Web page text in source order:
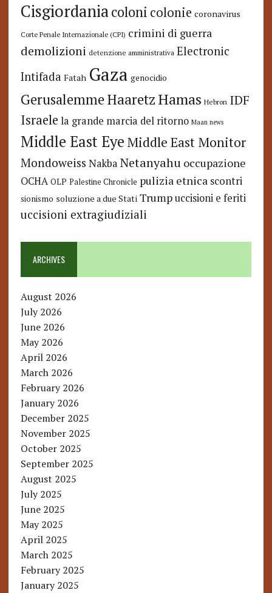
Cisgiordaniacoloni colonie coronavirus
Corte Penale Internazionale (CPI) crimini di guerra
demolizioni detenzione amministrativa Electronic
Intifada Fatah Gaza genocidio
GerusalemmeHaaretzHamas Hebron IDF
Israele la grande marcia del ritorno Maan news
Middle East Eye Middle East Monitor
Mondoweiss Nakba Netanyahu occupazione
OCHA OLP Palestine Chronicle pulizia etnica scontri
sionismo soluzione a due Stati Trump uccisioni e feriti
uccisioni extragiudiziali
ARCHIVES
August 2026
July 2026
June 2026
May 2026
April 2026
March 2026
February 2026
January 2026
December 2025
November 2025
October 2025
September 2025
August 2025
July 2025
June 2025
May 2025
April 2025
March 2025
February 2025
January 2025